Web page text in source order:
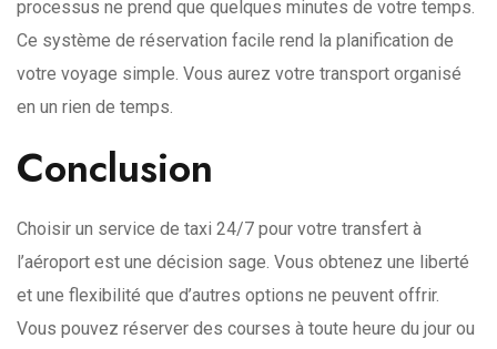
processus ne prend que quelques minutes de votre temps.
Ce système de réservation facile rend la planification de
votre voyage simple. Vous aurez votre transport organisé
en un rien de temps.
Conclusion
Choisir un service de taxi 24/7 pour votre transfert à
l’aéroport est une décision sage. Vous obtenez une liberté
et une flexibilité que d’autres options ne peuvent offrir.
Vous pouvez réserver des courses à toute heure du jour ou